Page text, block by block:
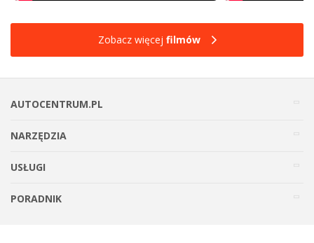
Zobacz więcej filmów
AUTOCENTRUM.PL
NARZĘDZIA
USŁUGI
PORADNIK